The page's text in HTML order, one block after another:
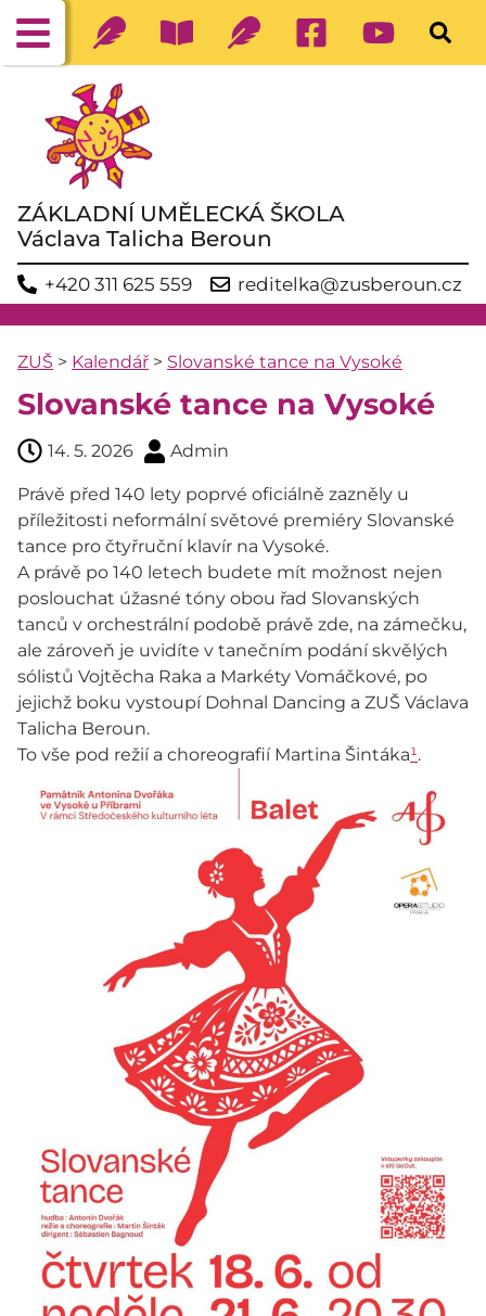
ZÁKLADNÍ UMĚLECKÁ ŠKOLA
Václava Talicha Beroun
+420 311 625 559 reditelka@zusberoun.cz
ZUŠ > Kalendář > Slovanské tance na Vysoké
Slovanské tance na Vysoké
14. 5. 2026 Admin
Právě před 140 lety poprvé oficiálně zazněly u
příležitosti neformální světové premiéry Slovanské
tance pro čtyřruční klavír na Vysoké.
A právě po 140 letech budete mít možnost nejen
poslouchat úžasné tóny obou řad Slovanských
tanců v orchestrální podobě právě zde, na zámečku,
ale zároveň je uvidíte v tanečním podání skvělých
sólistů Vojtěcha Raka a Markéty Vomáčkové, po
jejichž boku vystoupí Dohnal Dancing a ZUŠ Václava
Talicha Beroun.
To vše pod režií a choreografií Martina Šintáka¹.